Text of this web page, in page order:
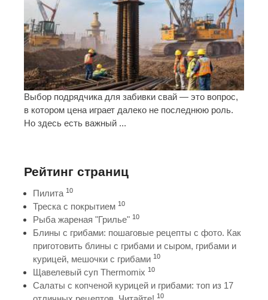
Выбор подрядчика для забивки свай — это вопрос,
в котором цена играет далеко не последнюю роль.
Но здесь есть важный ...
Рейтинг страниц
Пилита 10
Треска с покрытием 10
Рыба жареная "Грилье" 10
Блины с грибами: пошаговые рецепты с фото. Как
приготовить блины с грибами и сыром, грибами и
курицей, мешочки с грибами 10
Щавелевый суп Thermomix 10
Салаты с копченой курицей и грибами: топ из 17
10